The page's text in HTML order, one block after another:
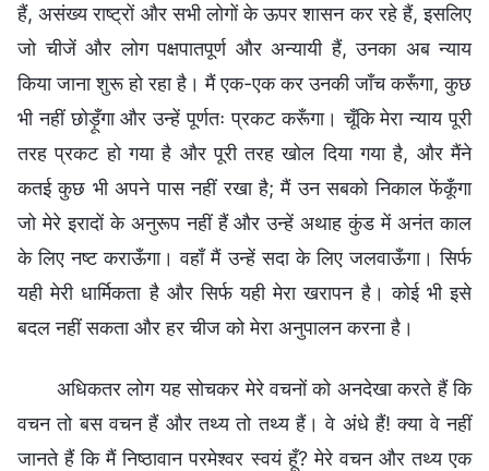
हैं, असंख्य राष्ट्रों और सभी लोगों के ऊपर शासन कर रहे हैं, इसलिए
जो चीजें और लोग पक्षपातपूर्ण और अन्यायी हैं, उनका अब न्याय
किया जाना शुरू हो रहा है। मैं एक-एक कर उनकी जाँच करूँगा, कुछ
भी नहीं छोड़ूँगा और उन्हें पूर्णतः प्रकट करूँगा। चूँकि मेरा न्याय पूरी
तरह प्रकट हो गया है और पूरी तरह खोल दिया गया है, और मैंने
कतई कुछ भी अपने पास नहीं रखा है; मैं उन सबको निकाल फेंकूँगा
जो मेरे इरादों के अनुरूप नहीं हैं और उन्हें अथाह कुंड में अनंत काल
के लिए नष्ट कराऊँगा। वहाँ मैं उन्हें सदा के लिए जलवाऊँगा। सिर्फ
यही मेरी धार्मिकता है और सिर्फ यही मेरा खरापन है। कोई भी इसे
बदल नहीं सकता और हर चीज को मेरा अनुपालन करना है।
अधिकतर लोग यह सोचकर मेरे वचनों को अनदेखा करते हैं कि
वचन तो बस वचन हैं और तथ्य तो तथ्य हैं। वे अंधे हैं! क्या वे नहीं
जानते हैं कि मैं निष्ठावान परमेश्वर स्वयं हूँ? मेरे वचन और तथ्य एक